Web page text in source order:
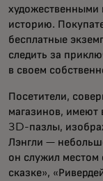
историю.
бесплатные
следить за
в своем
Посетители,
магазинов, имеют
3D-пазлы,
Лэнгли —
он служил местом
сказке»,